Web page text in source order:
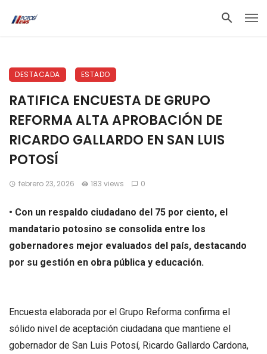
DESTACADA ESTADO
RATIFICA ENCUESTA DE GRUPO
REFORMA ALTA APROBACIÓN DE
RICARDO GALLARDO EN SAN LUIS
POTOSÍ
febrero 23, 2026 183 views 0
• Con un respaldo ciudadano del 75 por ciento, el
mandatario potosino se consolida entre los
gobernadores mejor evaluados del país, destacando
por su gestión en obra pública y educación.
Encuesta elaborada por el Grupo Reforma confirma el
sólido nivel de aceptación ciudadana que mantiene el
gobernador de San Luis Potosí, Ricardo Gallardo Cardona,